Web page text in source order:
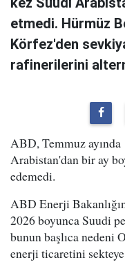
etmedi. Hürmüz
Körfez'den
rafinerilerini
ABD, Temmuz
Arabistan'dan bir ay
edemedi.
ABD Enerji
2026 boyunca Suudi
bunun başlıca nedeni
enerji ticaretini